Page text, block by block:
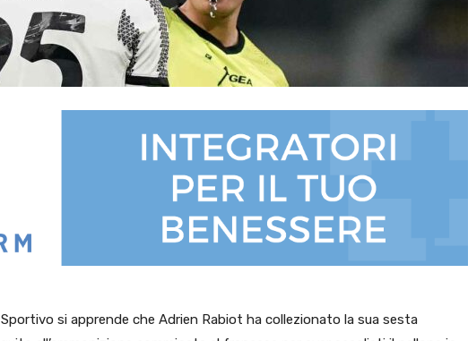
Sportivo si apprende che Adrien Rabiot ha collezionato la sua sesta